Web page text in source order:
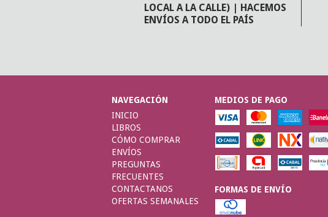
LOCAL A LA CALLE) | HACEMOS
ENVÍOS A TODO EL PAÍS
NAVEGACIÓN
INICIO
LIBROS
CÓMO COMPRAR
ENVÍOS
PREGUNTAS
FRECUENTES
CONTACTANOS
OFERTAS SEMANALES
MEDIOS DE PAGO
FORMAS DE ENVÍO